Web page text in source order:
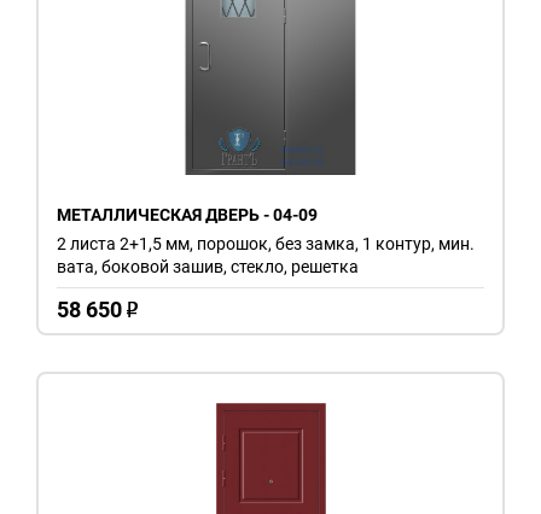
МЕТАЛЛИЧЕСКАЯ ДВЕРЬ - 04-09
58 650 o
2 листа 2+1,5 мм, порошок, без замка, 1 контур, мин.
вата, боковой зашив, стекло, решетка